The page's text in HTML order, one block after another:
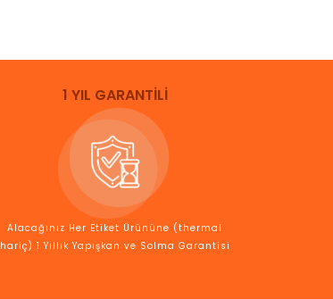
1 YIL GARANTİLİ
Alacağınız Her Etiket Ürününe (thermal
hariç) 1 Yıllık Yapışkan ve Solma Garantisi